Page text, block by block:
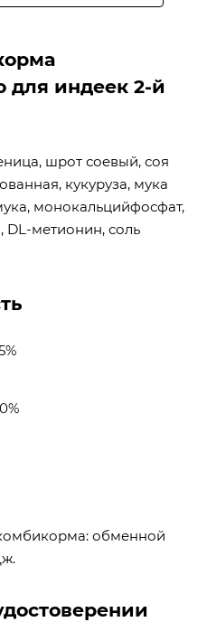
для индеек 2-й
шрот соевый, соя
кукуруза, мука
монокальцийфосфат,
DL-метионин, соль
обменной